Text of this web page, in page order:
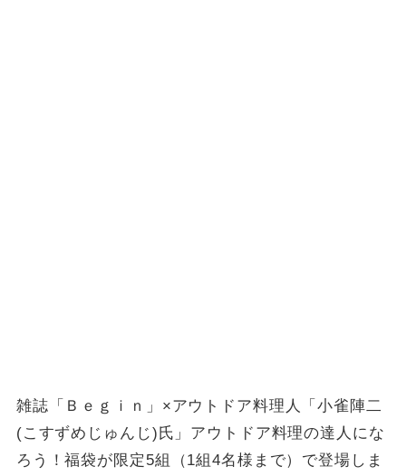
雑誌「Ｂｅｇｉｎ」×アウトドア料理人「小雀陣二
(こすずめじゅんじ)氏」アウトドア料理の達人にな
ろう！福袋が限定5組（1組4名様まで）で登場しま